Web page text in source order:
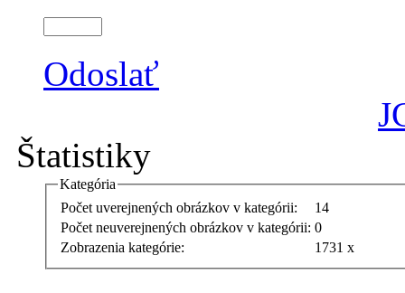
Odoslať
Štatistiky
Kategória
Počet uverejnených obrázkov v kategórii:
14
Počet neuverejnených obrázkov v kategórii: 0
Zobrazenia kategórie:
1731 x